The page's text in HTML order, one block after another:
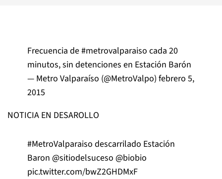
Frecuencia de#metrovalparaiso cada 20
minutos, sin detenciones en Estación Barón
— Metro Valparaíso (@MetroValpo) febrero 5,
2015
NOTICIA EN DESAROLLO
#MetroValparaiso descarrilado Estación
Baron @sitiodelsuceso @biobio
pic.twitter.com/bwZ2GHDMxF